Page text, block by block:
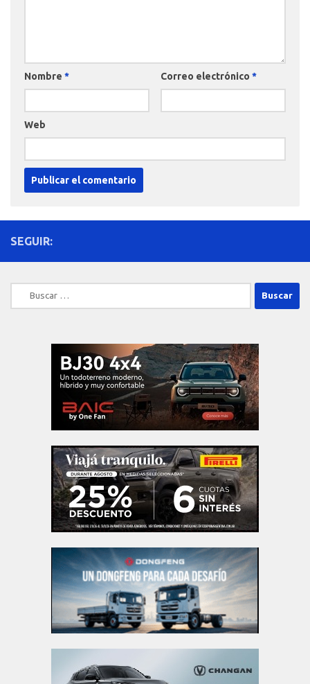
Nombre * Correo electrónico *
Web
SEGUIR:
Buscar: